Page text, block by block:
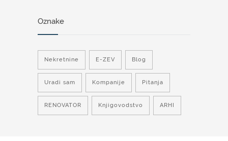
Oznake
Nekretnine E-ZEV Blog
Uradi sam Kompanije Pitanja
RENOVATOR Knjigovodstvo ARHI